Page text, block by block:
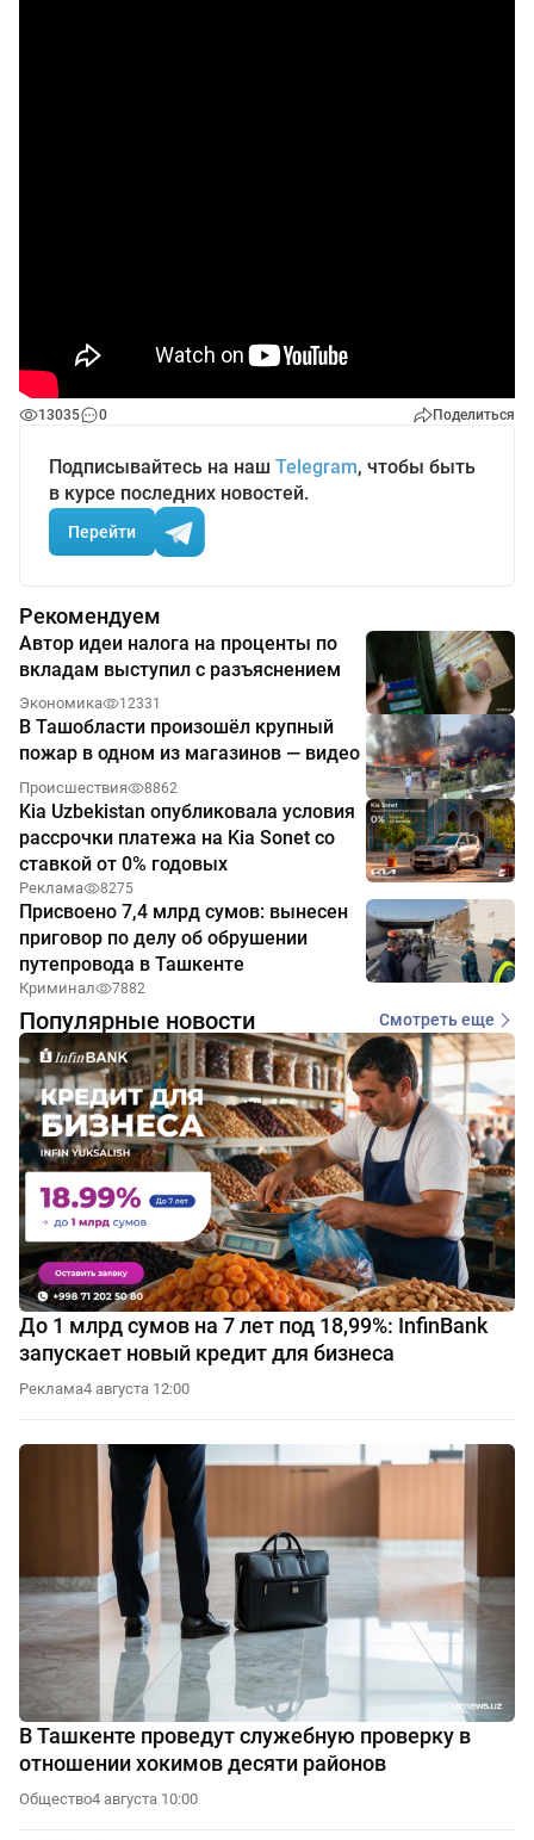
13035 0 Поделиться
Подписывайтесь на наш Telegram, чтобы быть
в курсе последних новостей.
Перейти
Рекомендуем
Автор идеи налога на проценты по
вкладам выступил с разъяснением
Экономика 12331
В Ташобласти произошёл крупный
пожар в одном из магазинов — видео
Происшествия 8862
Kia Uzbekistan опубликовала условия
рассрочки платежа на Kia Sonet со
ставкой от 0% годовых
Реклама 8275
Присвоено 7,4 млрд сумов: вынесен
приговор по делу об обрушении
путепровода в Ташкенте
Криминал 7882
Популярные новости Смотреть еще
До 1 млрд сумов на 7 лет под 18,99%: InfinBank
запускает новый кредит для бизнеса
Реклама4 августа 12:00
В Ташкенте проведут служебную проверку в
отношении хокимов десяти районов
Общество4 августа 10:00